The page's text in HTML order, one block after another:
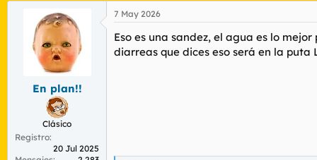
a
c
i
o
En plan!!
Clásico
Registro
20 Jul 2025
7 May 2026
Eso es una sandez, el agua es lo
diarreas que dices eso será en la